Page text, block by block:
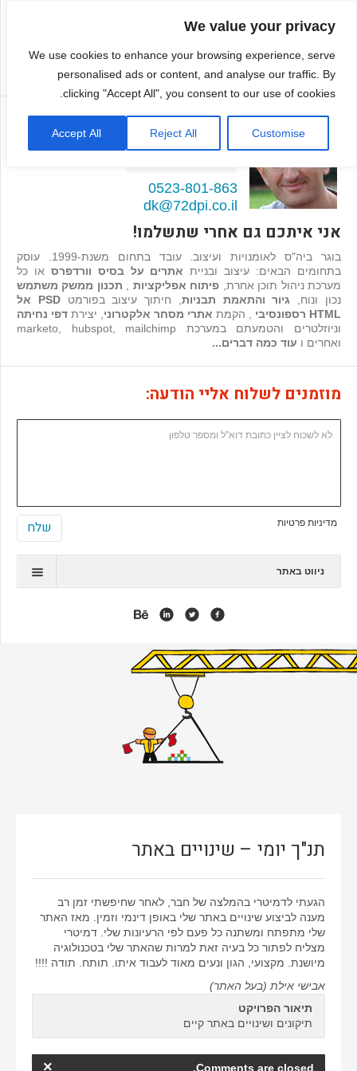
We value your privacy
We use cookies to enhance your browsing experience, serve
personalised ads or content, and analyse our traffic. By
clicking "Accept All", you consent to our use of cookies.
Customise
Reject All
Accept All דמיטרי קגן
בונה אתרים ואפליקציות
0523-801-863
dk@72dpi.co.il
אני איתכם גם אחרי שתשלמו!
בוגר ביה"ס לאומנויות ועיצוב. עובד בתחום משנת-1999. עוסק
בתחומים הבאים: עיצוב ובניית אתרים על בסיס וורדפרס או כל
מערכת ניהול תוכן אחרת, פיתוח אפליקציות
תכנון ממשק משתמש
נכון ונוח, גיור והתאמת תבניות , חיתוך עיצוב בפורמט
PSD אל
HTML רספונסיבי
, הקמת אתרי מסחר אלקטרוני , יצירת דפי נחיתה
וניוזלטרים והטמעתם במערכת marketo, hubspot, mailchimp
ואחרים ו עוד כמה דברים...
מוזמנים לשלוח אליי הודעה:
מדיניות פרטיות
ניווט באתר
אנימציה
דפי נחיתה
ווידאו
חיתוך PSD ל-HTML
חנות ווירטואלית
ממשק משתמש
עיצוב אתרים
תנ"ך יומי – שינויים באתר
הגעתי לדמיטרי בהמלצה של חבר, לאחר שחיפשתי זמן רב
מענה לביצוע שינויים באתר שלי באופן דינמי וזמין. מאז האתר
שלי מתפתח ומשתנה כל פעם לפי הרעיונות שלי. דמיטרי
מצליח לפתור כל בעיה זאת למרות שהאתר שלי בטכנולוגיה
מיושנת. מקצועי, הגון ונעים מאוד לעבוד איתו. תותח. תודה !!!!
אבישי אילת (בעל האתר)
תיאור הפרויקט
תיקונים ושינויים באתר קיים
× Comments are closed.